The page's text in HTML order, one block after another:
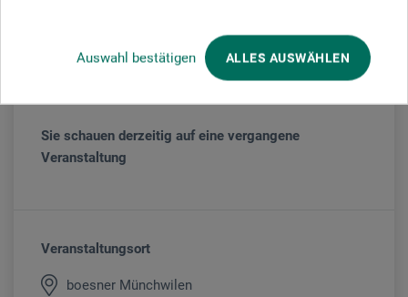
Auswahl bestätigen ALLES AUSWÄHLEN
Veranstaltungsdatum
Sie schauen derzeitig auf eine vergangene
Veranstaltung
Veranstaltungsort
boesner Münchwilen